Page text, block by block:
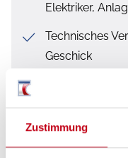
Zustimmung
Elektriker,
Technisches
Geschick